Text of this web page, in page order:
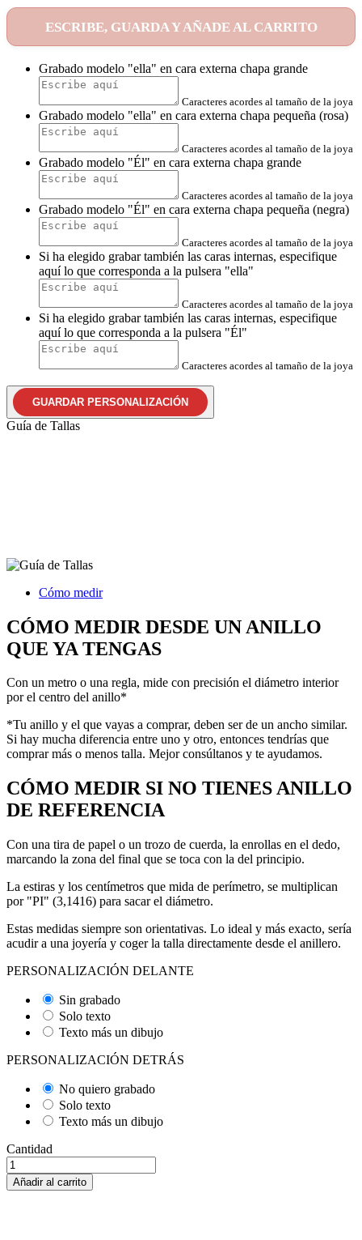
ESCRIBE, GUARDA Y AÑADE AL CARRITO
Grabado modelo "ella" en cara externa chapa grande
Caracteres acordes al tamaño de la joya
Grabado modelo "ella" en cara externa chapa pequeña (rosa)
Caracteres acordes al tamaño de la joya
Grabado modelo "Él" en cara externa chapa grande
Caracteres acordes al tamaño de la joya
Grabado modelo "Él" en cara externa chapa pequeña (negra)
Caracteres acordes al tamaño de la joya
Si ha elegido grabar también las caras internas, especifique
aquí lo que corresponda a la pulsera "ella"
Caracteres acordes al tamaño de la joya
Si ha elegido grabar también las caras internas, especifique
aquí lo que corresponda a la pulsera "Él"
Caracteres acordes al tamaño de la joya
GUARDAR PERSONALIZACIÓN
Guía de Tallas
Cómo medir
CÓMO MEDIR DESDE UN ANILLO
QUE YA TENGAS
Con un metro o una regla, mide con precisión el diámetro interior
por el centro del anillo*
*Tu anillo y el que vayas a comprar, deben ser de un ancho similar.
Si hay mucha diferencia entre uno y otro, entonces tendrías que
comprar más o menos talla. Mejor consúltanos y te ayudamos.
CÓMO MEDIR SI NO TIENES ANILLO
DE REFERENCIA
Con una tira de papel o un trozo de cuerda, la enrollas en el dedo,
marcando la zona del final que se toca con la del principio.
La estiras y los centímetros que mida de perímetro, se multiplican
por "PI" (3,1416) para sacar el diámetro.
Estas medidas siempre son orientativas. Lo ideal y más exacto, sería
acudir a una joyería y coger la talla directamente desde el anillero.
PERSONALIZACIÓN DELANTE
Sin grabado
Solo texto
Texto más un dibujo
PERSONALIZACIÓN DETRÁS
No quiero grabado
Solo texto
Texto más un dibujo
Cantidad
Añadir al carrito